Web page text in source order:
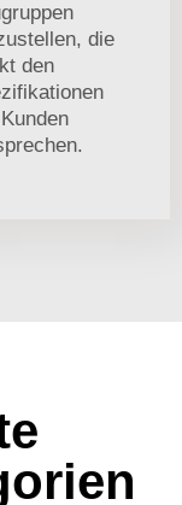
die
den